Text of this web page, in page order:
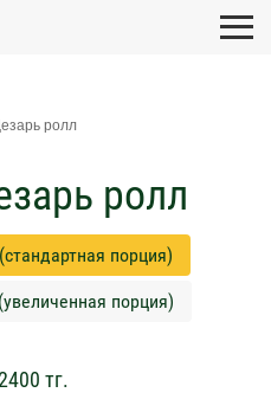
ролл
ролл
порция)
порция)
2400 тг.